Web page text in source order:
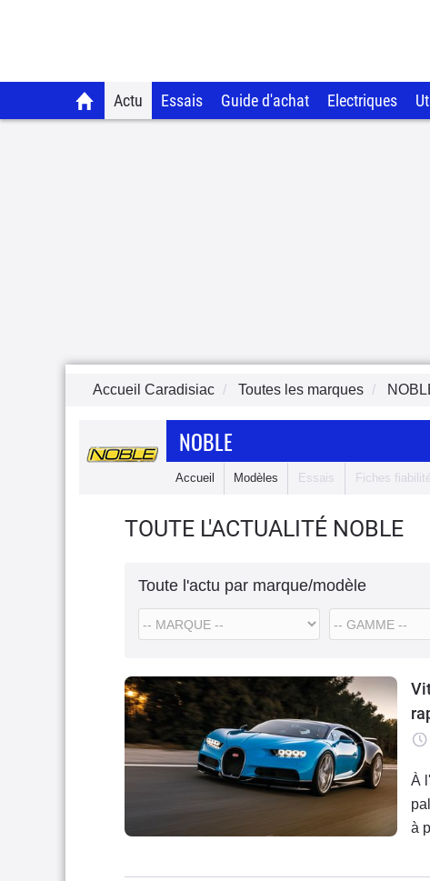
Actu Essais Guide d'achat Electriques
Accueil Caradisiac Toutes les marques
NOBLE
Accueil Modèles Essais Fiches fiabilité
TOUTE L'ACTUALITÉ NOBLE
Toute l'actu par marque/modèle
À
à